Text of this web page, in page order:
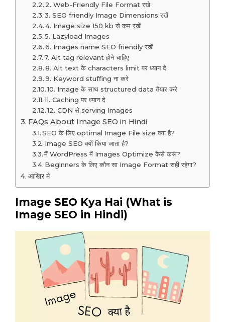
2. Web-Friendly File Format रखे
3. SEO friendly Image Dimensions रखें
4. Image size 150 kb से कम रखें
5. Lazyload Images
6. Images name SEO friendly रखें
7. Alt tag relevant होने चाहिए
8. Alt text के characters limit पर ध्यान दे
9. Keyword stuffing ना करे
10. Image के साथ structured data तैयार करे
11. Caching पर ध्यान दे
12. CDN से serving Images
FAQs About Image SEO in Hindi
SEO के लिए optimal Image File size क्या है?
Image SEO क्यों किया जाता है?
मैं WordPress में Images Optimize कैसे करूं?
Beginners के लिए कौन सा Image Format सही रहेगा?
आखिर मे
Image SEO Kya Hai (What is
Image SEO in Hindi)